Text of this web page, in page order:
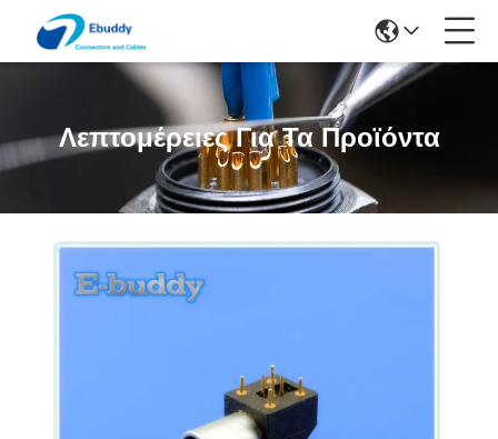
Λεπτομέρειες Για Τα Προϊόντα